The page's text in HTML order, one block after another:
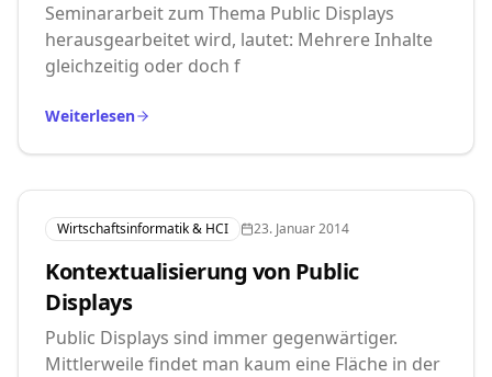
Seminararbeit zum Thema Public Displays
herausgearbeitet wird, lautet: Mehrere Inhalte
gleichzeitig oder doch f
Weiterlesen
Wirtschaftsinformatik & HCI 23. Januar 2014
Kontextualisierung von Public
Displays
Public Displays sind immer gegenwärtiger.
Mittlerweile findet man kaum eine Fläche in der